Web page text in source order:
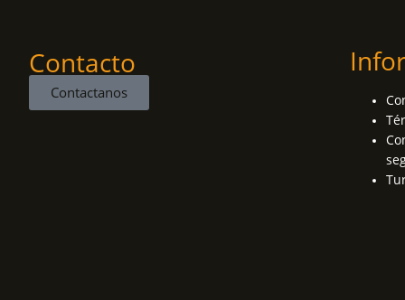
Contacto
Contactanos